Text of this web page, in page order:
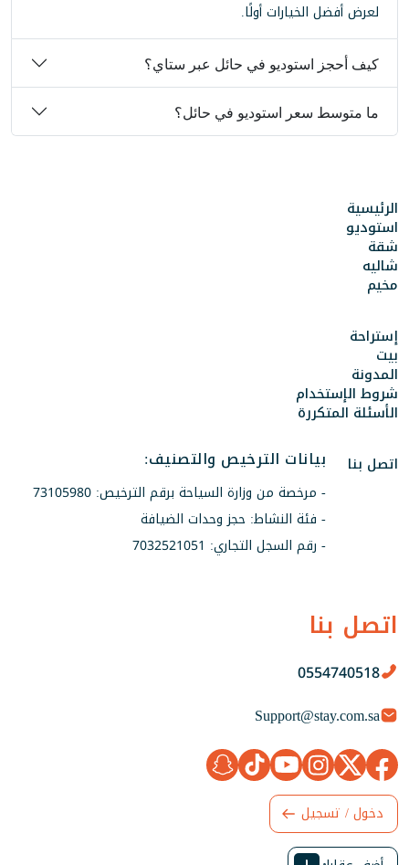
لعرض أفضل الخيارات أولًا.
كيف أحجز استوديو في حائل عبر ستاي؟
ما متوسط سعر استوديو في حائل؟
اتصل بنا
0554740518
Support@stay.com.sa
الرئيسية
استوديو
شقة
شاليه
مخيم
إستراحة
بيت
المدونة
شروط الإستخدام
الأسئلة المتكررة
اتصل بنا
بيانات الترخيص والتصنيف:
- مرخصة من وزارة السياحة برقم الترخيص: 73105980
- فئة النشاط: حجز وحدات الضيافة
- رقم السجل التجاري: 7032521051
دخول / تسجيل